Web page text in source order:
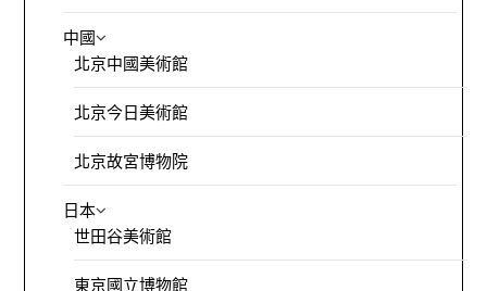
中國
北京中國美術館
北京今日美術館
北京故宮博物院
日本
世田谷美術館
東京國立博物館